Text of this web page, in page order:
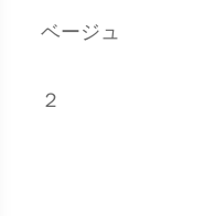
ベージュ
２